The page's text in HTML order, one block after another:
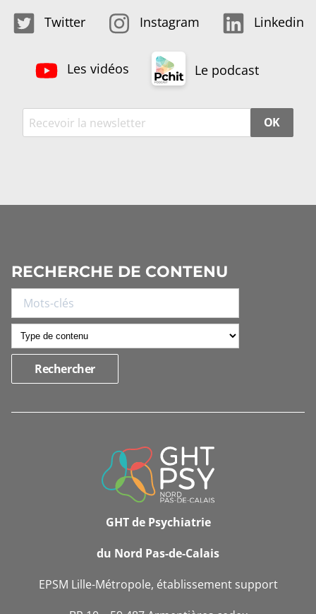
Twitter Instagram Linkedin
Les vidéos Le podcast
OK
RECHERCHE DE CONTENU
INFORMATIONS
GHT de Psychiatrie
du Nord Pas-de-Calais
EPSM Lille-Métropole, établissement support